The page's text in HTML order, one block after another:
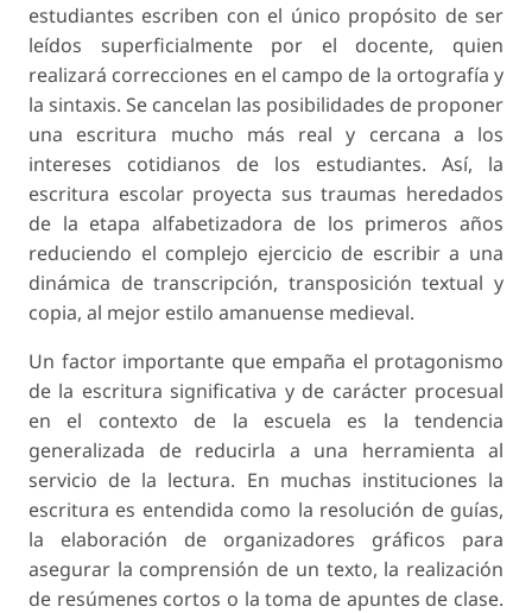
estudiantes escriben con el único propósito de ser
leídos superficialmente por el docente, quien
realizará correcciones en el campo de la ortografía y
la sintaxis. Se cancelan las posibilidades de proponer
una escritura mucho más real y cercana a los
intereses cotidianos de los estudiantes. Así, la
escritura escolar proyecta sus traumas heredados
de la etapa alfabetizadora de los primeros años
reduciendo el complejo ejercicio de escribir a una
dinámica de transcripción, transposición textual y
copia, al mejor estilo amanuense medieval.
Un factor importante que empaña el protagonismo
de la escritura significativa y de carácter procesual
en el contexto de la escuela es la tendencia
generalizada de reducirla a una herramienta al
servicio de la lectura. En muchas instituciones la
escritura es entendida como la resolución de guías,
la elaboración de organizadores gráficos para
asegurar la comprensión de un texto, la realización
de resúmenes cortos o la toma de apuntes de clase.